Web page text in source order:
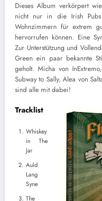
Dieses Album verkörpert
nicht nur in die Irish
Wohnzimmern für extrem
hervorrufen können. Eine
Zur Unterstützung und
Green ein paar bekannte
geholt. Micha von
Subway to Sally, Alea von
sind alle mit dabei!
Tracklist
Whiskey
in The
Jar
Auld
Lang
Syne
The